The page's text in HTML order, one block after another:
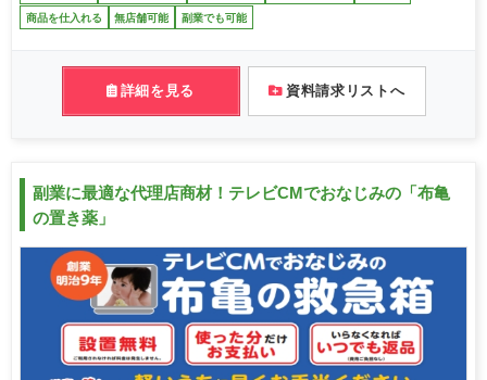
商品を仕入れる 無店舗可能 副業でも可能
詳細を見る 資料請求リストへ
副業に最適な代理店商材！テレビCMでおなじみの「布亀
の置き薬」